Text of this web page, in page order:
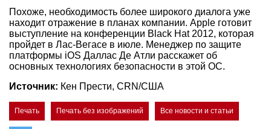
Похоже, необходимость более широкого диалога уже
находит отражение в планах компании. Apple готовит
выступление на конференции Black Hat 2012, которая
пройдет в Лас-Вегасе в июле. Менеджер по защите
платформы iOS Даллас Де Атли расскажет об
основных технологиях безопасности в этой ОС.
Источник: Кен Прести, CRN/США
Печать Печать без изображений Все новости и статьи